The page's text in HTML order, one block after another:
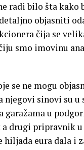
radi bilo šta kako
objasniti
čija se
smo imovinu
se ne mogu
sinovi su u
garažama u
drugi pripravnik
eura dala i